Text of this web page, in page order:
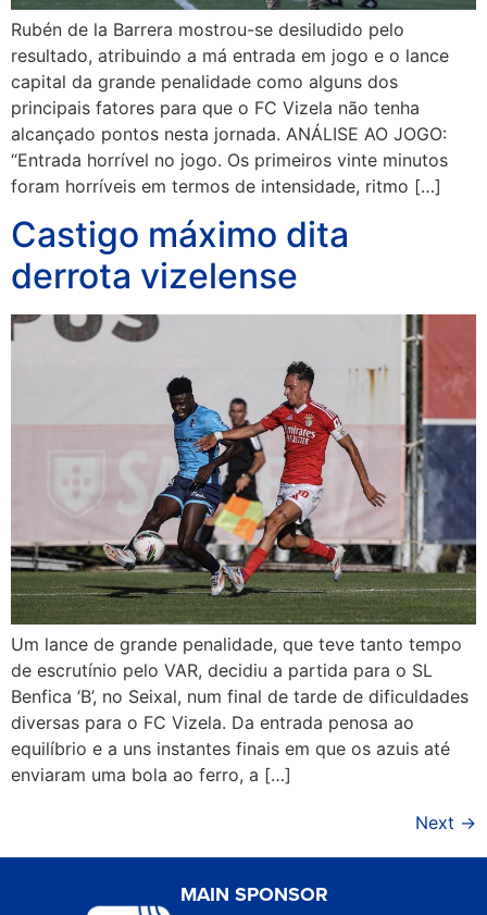
Rubén de la Barrera mostrou-se desiludido pelo
resultado, atribuindo a má entrada em jogo e o lance
capital da grande penalidade como alguns dos
principais fatores para que o FC Vizela não tenha
alcançado pontos nesta jornada. ANÁLISE AO JOGO:
“Entrada horrível no jogo. Os primeiros vinte minutos
foram horríveis em termos de intensidade, ritmo […]
Castigo máximo dita
derrota vizelense
Um lance de grande penalidade, que teve tanto tempo
de escrutínio pelo VAR, decidiu a partida para o SL
Benfica ‘B’, no Seixal, num final de tarde de dificuldades
diversas para o FC Vizela. Da entrada penosa ao
equilíbrio e a uns instantes finais em que os azuis até
enviaram uma bola ao ferro, a […]
Next →
MAIN SPONSOR